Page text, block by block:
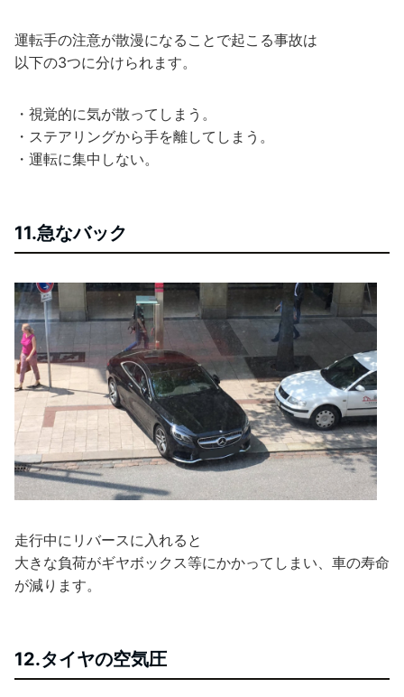
運転手の注意が散漫になることで起こる事故は
以下の3つに分けられます。
・視覚的に気が散ってしまう。
・ステアリングから手を離してしまう。
・運転に集中しない。
11.急なバック
走行中にリバースに入れると
大きな負荷がギヤボックス等にかかってしまい、車の寿命
が減ります。
12.タイヤの空気圧